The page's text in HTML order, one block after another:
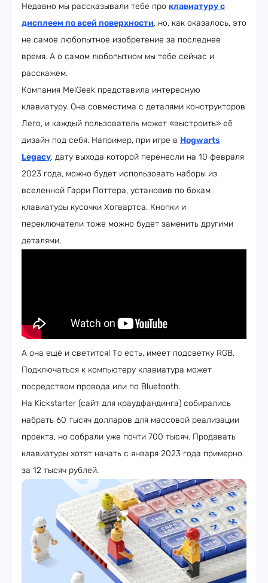
Недавно мы рассказывали тебе про клавиатуру с
дисплеем по всей поверхности, но, как оказалось, это
не самое любопытное изобретение за последнее
время. А о самом любопытном мы тебе сейчас и
расскажем.
Компания MelGeek представила интересную
клавиатуру. Она совместима с деталями конструкторов
Лего, и каждый пользователь может «выстроить» её
дизайн под себя. Например, при игре в Hogwarts
Legacy, дату выхода которой перенесли на 10 февраля
2023 года, можно будет использовать наборы из
вселенной Гарри Поттера, установив по бокам
клавиатуры кусочки Хогвартса. Кнопки и
переключатели тоже можно будет заменить другими
деталями.
А она ещё и светится! То есть, имеет подсветку RGB.
Подключаться к компьютеру клавиатура может
посредством провода или по Bluetooth.
На Kickstarter (сайт для краудфандинга) собирались
набрать 60 тысяч долларов для массовой реализации
проекта, но собрали уже почти 700 тысяч. Продавать
клавиатуры хотят начать с января 2023 года примерно
за 12 тысяч рублей.